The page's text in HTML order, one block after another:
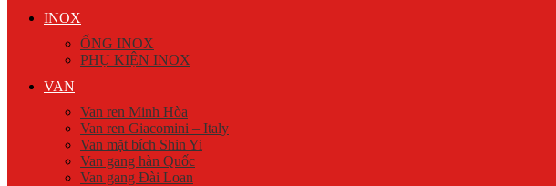
INOX
ỐNG INOX
PHỤ KIỆN INOX
VAN
Van ren Minh Hòa
Van ren Giacomini – Italy
Van mặt bích Shin Yi
Van gang hàn Quốc
Van gang Đài Loan